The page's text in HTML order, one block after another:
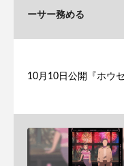
ーサー務める
10月10日公開『ホウ